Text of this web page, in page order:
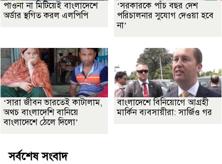
পাওনা না মিটিয়েই বাংলাদেশে
অর্ডার স্থগিত করল এলপিপি
‘সরকারকে পাঁচ বছর দেশ
পরিচালনার সুযোগ দেওয়া হবে
না’
‘সারা জীবন ভারতেই কাটালাম,
অথচ বাংলাদেশি বানিয়ে
বাংলাদেশে ঠেলে দিলো’
বাংলাদেশে বিনিয়োগে আগ্রহী
মার্কিন ব্যবসায়ীরা: সার্জিও গর
সর্বশেষ সংবাদ